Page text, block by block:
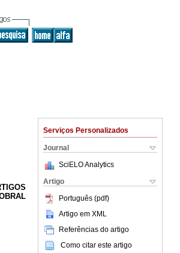
Serviços Personalizados
Journal
SciELO Analytics
Artigo
Português (pdf)
Artigo em XML
Referências do artigo
Como citar este artigo